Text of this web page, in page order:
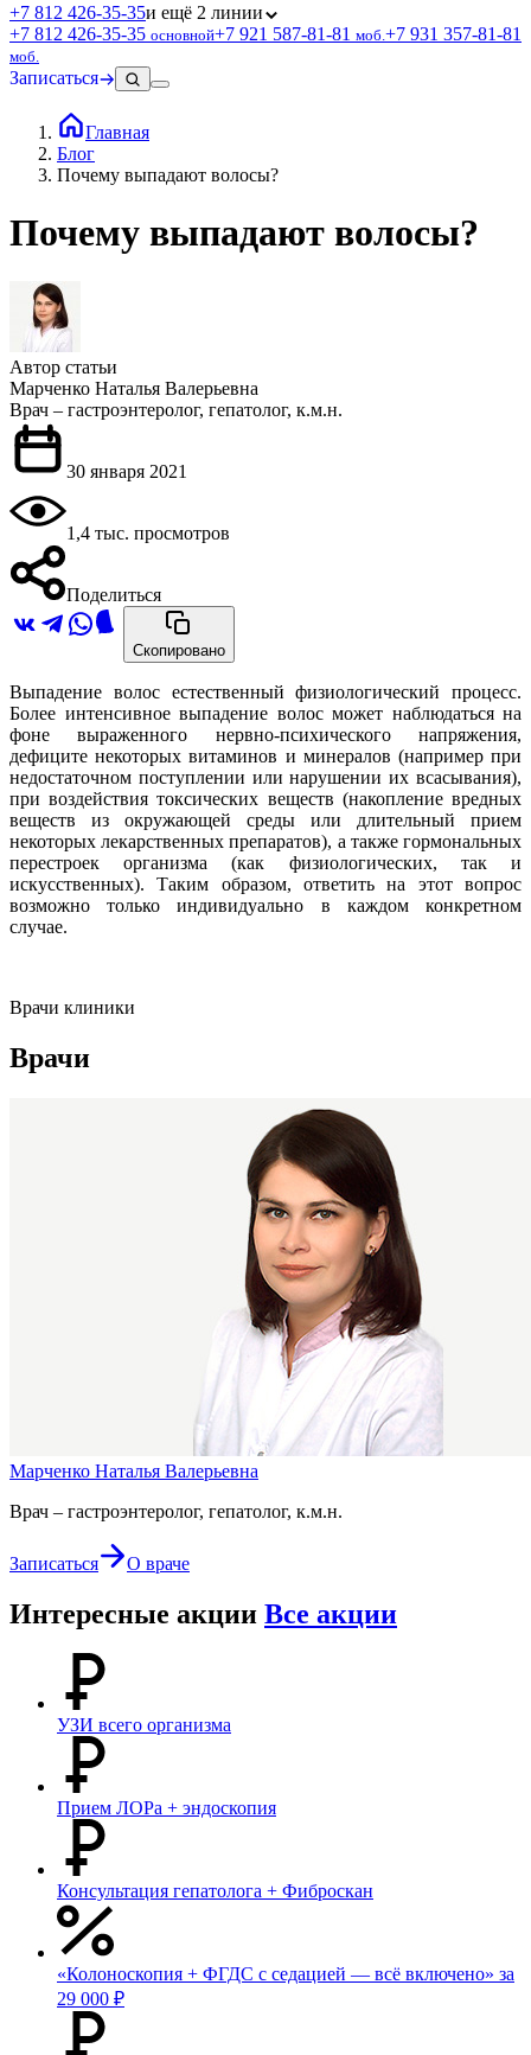
+7 812 426‑35‑35и ещё 2 линии
+7 812 426‑35‑35 основной+7 921 587‑81‑81 моб. +7 931 357‑81‑81
моб.
Записаться
Главная
Блог
Почему выпадают волосы?
Почему выпадают волосы?
Автор статьи
Марченко Наталья Валерьевна
Врач – гастроэнтеролог, гепатолог, к.м.н.
30 января 2021
1,4 тыс. просмотров
Поделиться
Скопировано
Выпадение волос естественный физиологический процесс.
Более интенсивное выпадение волос может наблюдаться на
фоне выраженного нервно-психического напряжения,
дефиците некоторых витаминов и минералов (например при
недостаточном поступлении или нарушении их всасывания),
при воздействия токсических веществ (накопление вредных
веществ из окружающей среды или длительный прием
некоторых лекарственных препаратов), а также гормональных
перестроек организма (как физиологических, так и
искусственных). Таким образом, ответить на этот вопрос
возможно только индивидуально в каждом конкретном
случае.
Врачи клиники
Врачи
Марченко Наталья Валерьевна
Врач – гастроэнтеролог, гепатолог, к.м.н.
Записаться О враче
Интересные акции Все акции
УЗИ всего организма
Прием ЛОРа + эндоскопия
Консультация гепатолога + Фиброскан
«Колоноскопия + ФГДС с седацией — всё включено» за
29 000 ₽